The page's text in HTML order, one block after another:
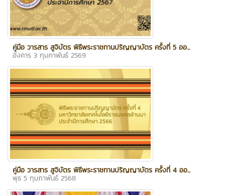
คู่มือ วารสาร สูจิบัตร พิธีพระราชทานปริญญาบัตร ครั้งที่ 5 ออ...
อังคาร 3 กุมภาพันธ์ 2569
คู่มือ วารสาร สูจิบัตร พิธีพระราชทานปริญญาบัตร ครั้งที่ 4 ออ...
พุธ 5 กุมภาพันธ์ 2568